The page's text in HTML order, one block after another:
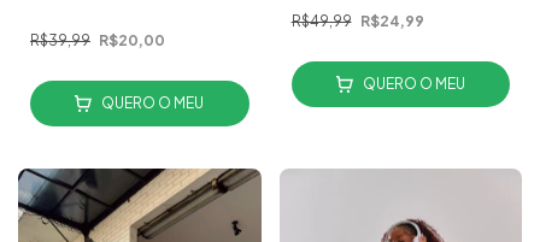
R$39,99 R$20,00
QUERO O MEU
R$49,99 R$24,99
QUERO O MEU